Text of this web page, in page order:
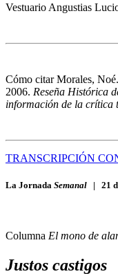
Vestuario Angustias
Cómo citarMorales,
2006. Reseña Histórica
información de la crítica
TRANSCRIPCIÓN
La Jornada Semanal | 21
Columna El mono de
Justos castigos